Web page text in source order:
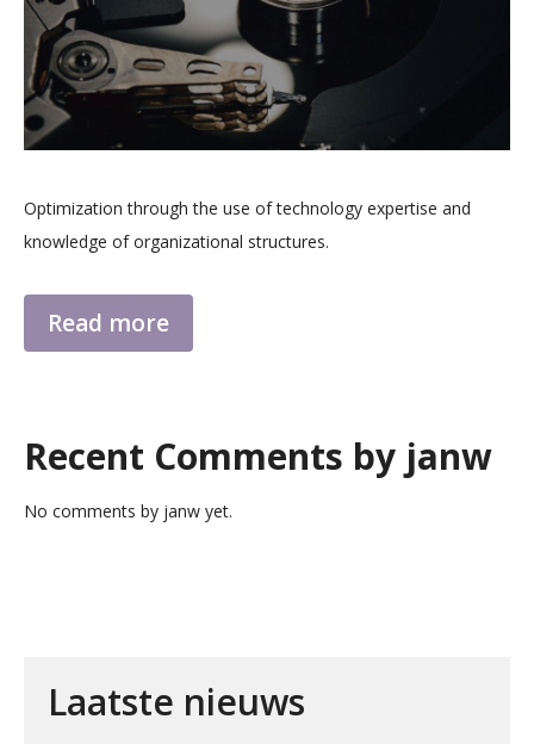
Optimization through the use of technology expertise and
knowledge of organizational structures.
Read more
Recent Comments by janw
No comments by janw yet.
Laatste nieuws